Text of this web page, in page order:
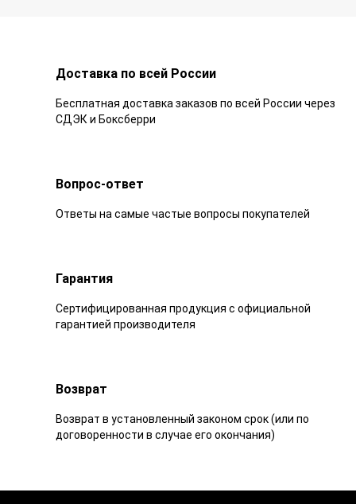
Доставка по всей России
Бесплатная доставка заказов по всей России через
СДЭК и Боксберри
Вопрос-ответ
Ответы на самые частые вопросы покупателей
Гарантия
Сертифицированная продукция с официальной
гарантией производителя
Возврат
Возврат в установленный законом срок (или по
договоренности в случае его окончания)